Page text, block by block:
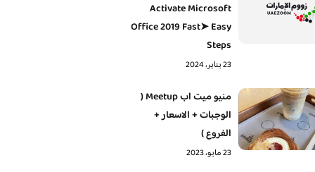
Activate Microsoft
Office 2019 Fast➤ Easy
Steps
23 يناير، 2024
منيو ميت اب Meetup (
الوجبات + الاسعار +
الفروع )
23 مايو، 2023